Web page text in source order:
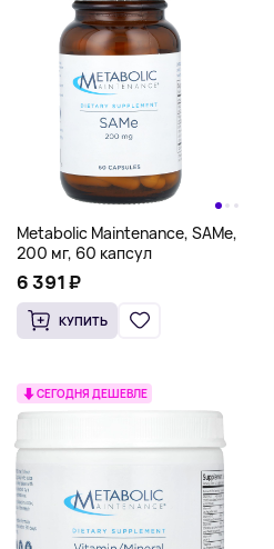
Metabolic Maintenance, SAMe,
200 мг, 60 капсул
6 391 ₽
КУПИТЬ
СЕГОДНЯ ДЕШЕВЛЕ